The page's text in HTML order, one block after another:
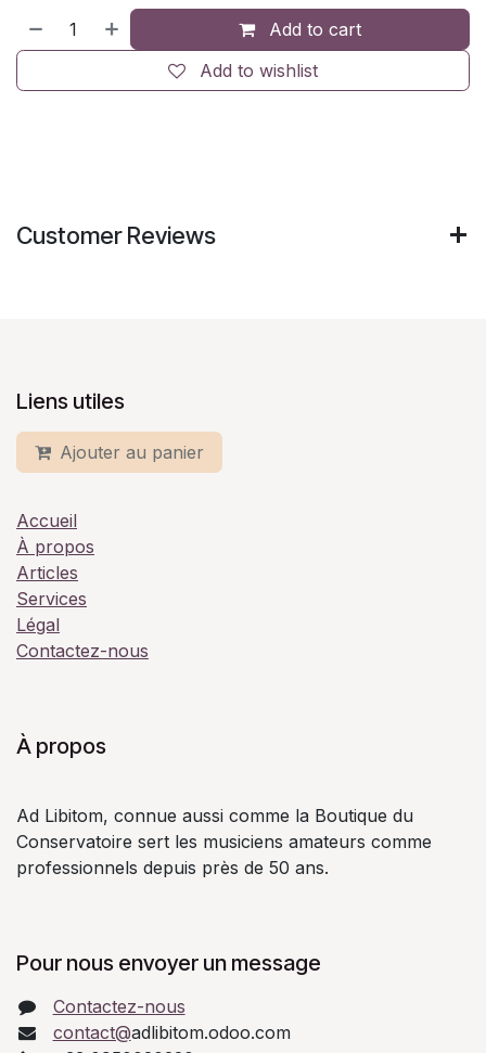
Add to cart
Add to wishlist
Customer Reviews
Liens utiles
Ajouter au panier
Accueil
À propos
Articles
Services
Légal
Contactez-nous
À propos
Ad Libitom, connue aussi comme la Boutique du
Conservatoire sert les musiciens amateurs comme
professionnels depuis près de 50 ans.
Pour nous envoyer un message
Contactez-nous
contact@adlibitom.odoo.com